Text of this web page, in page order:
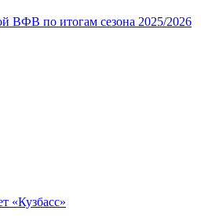
ВФВ по итогам сезона 2025/2026
«Кузбасс»